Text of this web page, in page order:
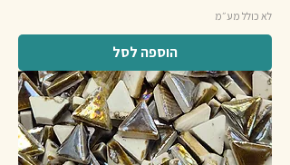
לא כולל מע״מ
הוספה לסל